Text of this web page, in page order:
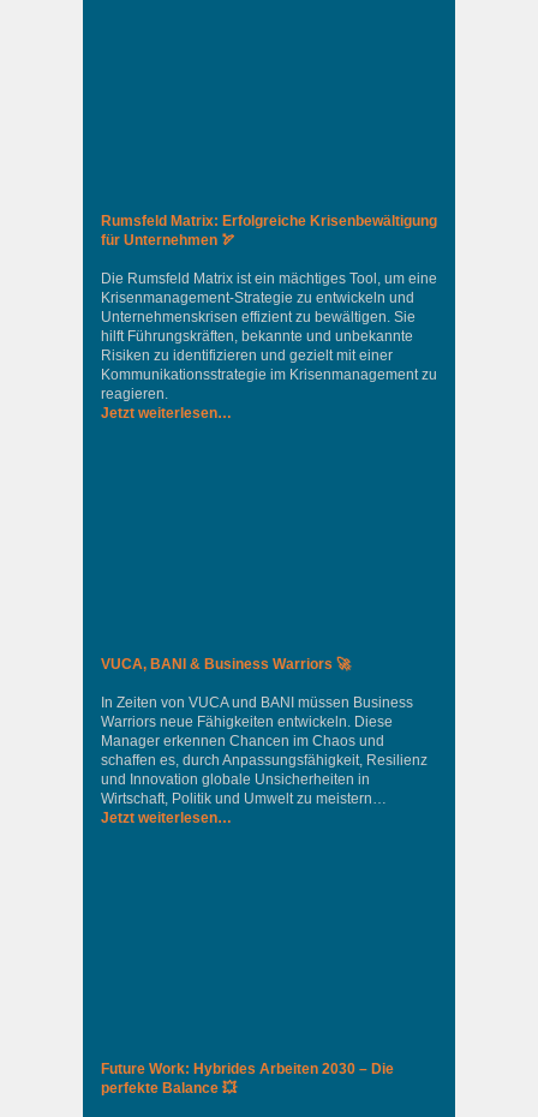
Rumsfeld Matrix: Erfolgreiche Krisenbewältigung
für Unternehmen 🏹
Die Rumsfeld Matrix ist ein mächtiges Tool, um eine
Krisenmanagement-Strategie zu entwickeln und
Unternehmenskrisen effizient zu bewältigen. Sie
hilft Führungskräften, bekannte und unbekannte
Risiken zu identifizieren und gezielt mit einer
Kommunikationsstrategie im Krisenmanagement zu
reagieren.
Jetzt weiterlesen…
VUCA, BANI & Business Warriors 🚀
In Zeiten von VUCA und BANI müssen Business
Warriors neue Fähigkeiten entwickeln. Diese
Manager erkennen Chancen im Chaos und
schaffen es, durch Anpassungsfähigkeit, Resilienz
und Innovation globale Unsicherheiten in
Wirtschaft, Politik und Umwelt zu meistern…
Jetzt weiterlesen…
Future Work: Hybrides Arbeiten 2030 – Die
perfekte Balance 💥